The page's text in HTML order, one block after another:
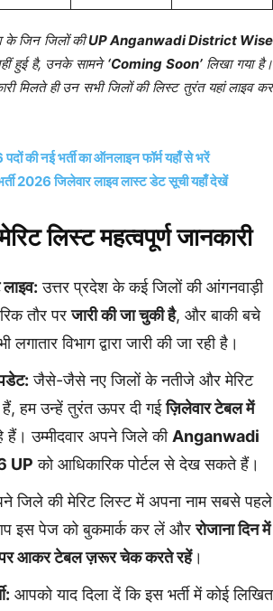
के जिन जिलों कीUP Anganwadi District Wise
हुई है, उनके सामने ‘Coming Soon’लिखा गया है।
मिलते ही उन सभी जिलों की लिस्ट तुरंत यहां लाइव कर
की नई भर्ती का ऑनलाइन फॉर्म यहाँ से भरें
2026 जिलेवार लाइव लास्ट डेट सूची यहाँ देखें
लिस्ट महत्वपूर्ण जानकारी
उत्तर प्रदेश के कई जिलों की आंगनवाड़ी
तौर परजारी की जा चुकी है, और बाकी बचे
विभाग द्वारा जारी की जा रही है।
जैसे-जैसे नए जिलों के नतीजे और मेरिट
हैं, हम उन्हें तुरंत ऊपर दी गईज़िलेवार टेबल में
उम्मीदवार अपने जिले की Anganwadi
UP को आधिकारिक पोर्टल से देख सकते हैं।
जिले की मेरिट लिस्ट में अपना नाम सबसे पहले
इस पेज को बुकमार्क कर लें औररोजाना दिन में
आकर टेबल ज़रूर चेक करते रहें।
आपको याद दिला दें कि इस भर्ती में कोई लिखित